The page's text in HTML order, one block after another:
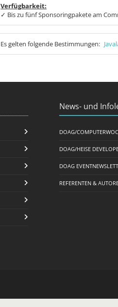
Verfügbarkeit:
✓ Bis zu fünf Sponsoringpakete am
Es gelten folgende Bestimmungen:
News- und
DOAG/
DOAG/HEISE
DOAG
REFERENTEN &